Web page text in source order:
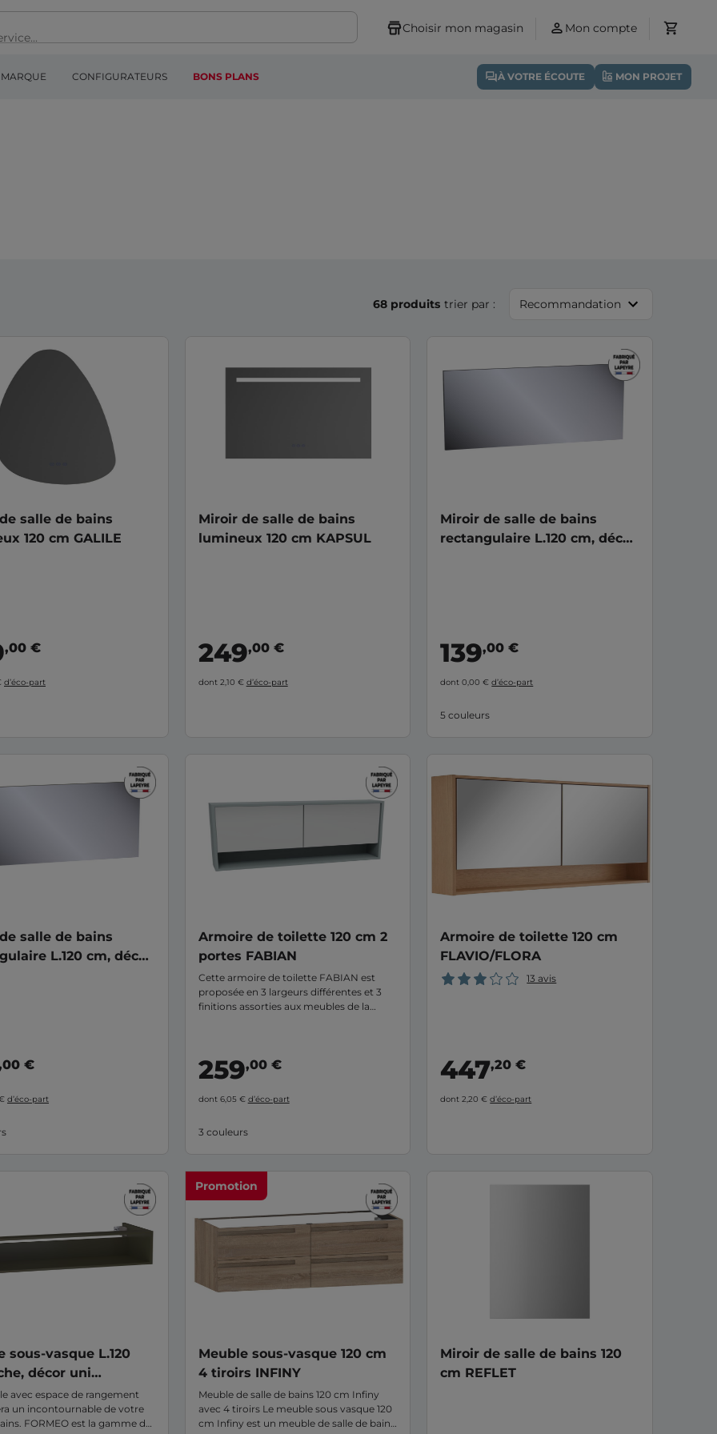
Choisir mon magasin Mon compte
MARQUE CONFIGURATEURS BONS PLANS À VOTRE ÉCOUTE MON PROJET
68 produits trier par : Recommandation
salle de bains
120 cm GALILE
,00 €
d’éco-part
Miroir de salle de bains
lumineux 120 cm KAPSUL
249,00 €
dont 2,10 € d’éco-part
Miroir de salle de bains
rectangulaire L.120 cm, décor
139,00 €
dont 0,00 €d’éco-part
5 couleurs
salle de bains
L.120 cm, décor
€
d’éco-part
Armoire de toilette 120 cm 2
portes FABIAN
Cette armoire de toilette FABIAN est
proposée en 3 largeurs différentes et 3
finitions assorties aux meubles de la
259,00 €
dont 6,05 € d’éco-part
3 couleurs
Armoire de toilette 120 cm
FLAVIO/FLORA
13 avis
447,20 €
dont 2,20 €d’éco-part
sous-vasque L.120
décor uni
avec espace de rangement
un incontournable de votre
FORMEO est la gamme de
Promotion
Meuble sous-vasque 120 cm
4 tiroirs INFINY
Meuble de salle de bains 120 cm Infiny
avec 4 tiroirs Le meuble sous vasque 120
cm Infiny est un meuble de salle de bains
Miroir de salle de bains 120
cm REFLET